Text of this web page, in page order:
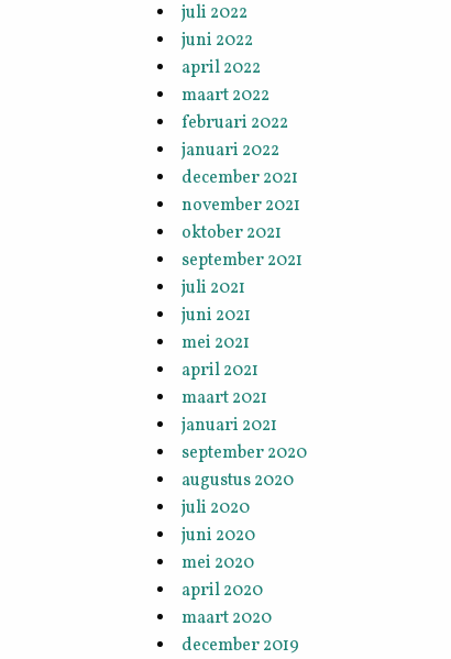
juli 2022
juni 2022
april 2022
maart 2022
februari 2022
januari 2022
december 2021
november 2021
oktober 2021
september 2021
juli 2021
juni 2021
mei 2021
april 2021
maart 2021
januari 2021
september 2020
augustus 2020
juli 2020
juni 2020
mei 2020
april 2020
maart 2020
december 2019